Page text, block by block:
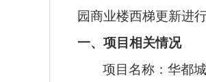
园商业楼西梯更新进
一、项目相关情况
项目名称：华都